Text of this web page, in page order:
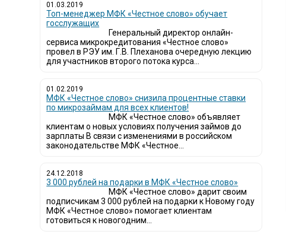
01.03.2019
Топ-менеджер МФК «Честное слово» обучает
госслужащих
Генеральный директор онлайн-
сервиса микрокредитования «Честное слово»
провел в РЭУ им. Г.В. Плеханова очередную лекцию
для участников второго потока курса...
01.02.2019
МФК «Честное слово» снизила процентные ставки
по микрозаймам для всех клиентов!
МФК «Честное слово» объявляет
клиентам о новых условиях получения займов до
зарплаты В связи с изменениями в российском
законодательстве МФК «Честное...
24.12.2018
3 000 рублей на подарки в МФК «Честное слово»
МФК «Честное слово» дарит своим
подписчикам 3 000 рублей на подарки к Новому году
МФК «Честное слово» помогает клиентам
готовиться к новогодним...